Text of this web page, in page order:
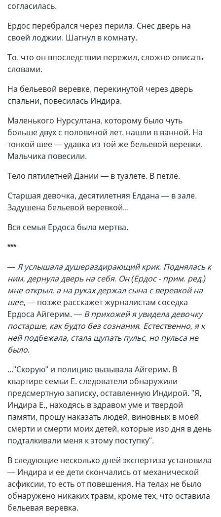
согласилась.
Ердос перебрался через перила. Снес дверь на
своей лоджии. Шагнул в комнату.
То, что он впоследствии пережил, сложно описать
словами.
На бельевой веревке, перекинутой через дверь
спальни, повесилась Индира.
Маленького Нурсултана, которому было чуть
больше двух с половиной лет, нашли в ванной. На
тонкой шее — удавка из той же бельевой веревки.
Мальчика повесили.
Тело пятилетней Дании — в туалете. В петле.
Старшая девочка, десятилетняя Елдана — в зале.
Задушена бельевой веревкой...
Вся семья Ердоса была мертва.
***
— Я услышала душераздирающий крик. Поднялась к
ним, дернула дверь на себя. Он (Ердос - прим. ред.)
мне открыл, а на руках держал сына с веревкой на
шее, — позже расскажет журналистам соседка
Ердоса Айгерим. — В прихожей я увидела девочку
постарше, как будто без сознания. Естественно, я к
ней подбежала, стала щупать пульс, но пульса не
было.
..."Скорую" и полицию вызывала Айгерим. В
квартире семьи Е. следователи обнаружили
предсмертную записку, оставленную Индирой. "Я,
Индира Е., находясь в здравом уме и твердой
памяти, прошу наказать людей, виновных в моей
смерти и смерти моих детей, которые изо дня в день
подталкивали меня к этому поступку".
В следующие несколько дней экспертиза установила
— Индира и ее дети скончались от механической
асфиксии, то есть от повешения. На телах не было
обнаружено никаких травм, кроме тех, что оставила
бельевая веревка.